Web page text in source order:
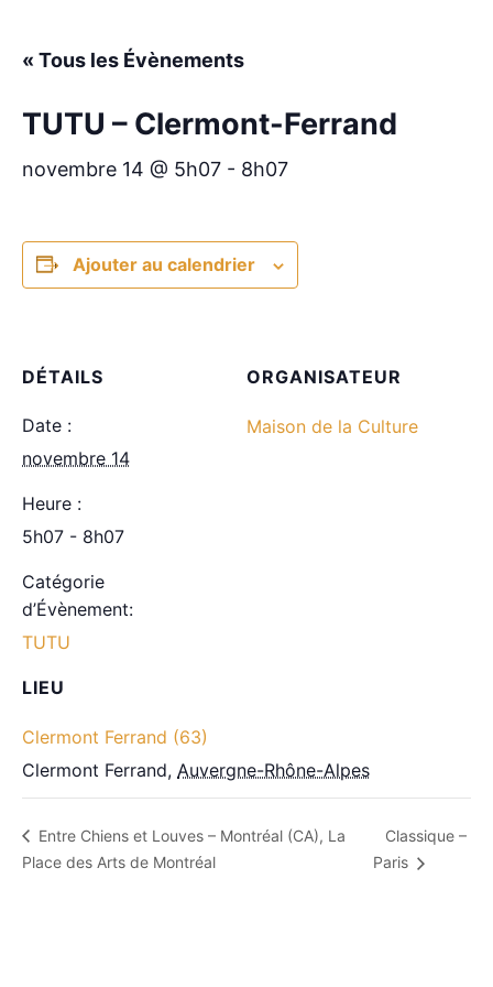
« Tous les Évènements
TUTU – Clermont-Ferrand
novembre 14 @ 5h07 - 8h07
Ajouter au calendrier
DÉTAILS
Date :
novembre 14
Heure :
5h07 - 8h07
Catégorie
d’Évènement:
TUTU
LIEU
Clermont Ferrand (63)
Clermont Ferrand, Auvergne-Rhône-Alpes
ORGANISATEUR
Maison de la Culture
Entre Chiens et Louves – Montréal (CA), La
Place des Arts de Montréal
Classique –
Paris